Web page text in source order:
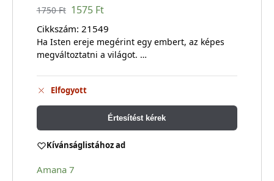
1750Ft 1575 Ft
Cikkszám: 21549
Ha Isten ereje megérint egy embert, az képes
megváltoztatni a világot. …
Elfogyott
Értesítést kérek
Kívánságlistához ad
Amana 7